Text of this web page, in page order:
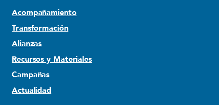
Acompañamiento
Transformación
Alianzas
Recursos y Materiales
Campañas
Actualidad